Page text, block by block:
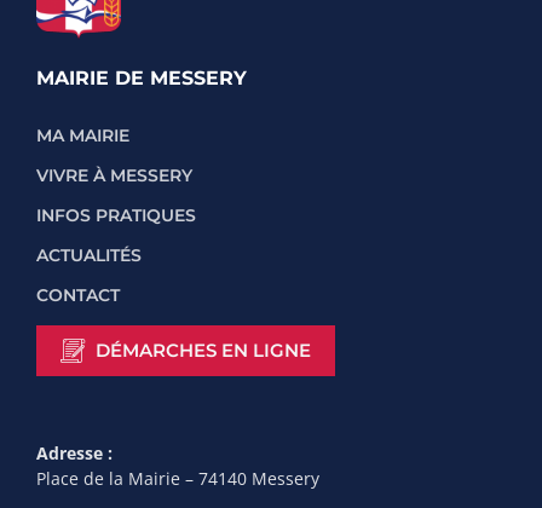
MAIRIE DE MESSERY
MA MAIRIE
VIVRE À MESSERY
INFOS PRATIQUES
ACTUALITÉS
CONTACT
DÉMARCHES EN LIGNE
Adresse :
Place de la Mairie – 74140 Messery